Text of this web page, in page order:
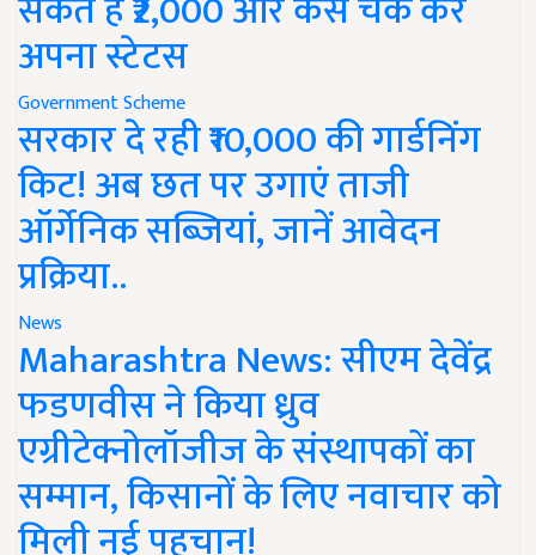
अपना स्टेटस
Government Scheme
सरकार दे रही ₹10,000 की गार्डनिंग
किट! अब छत पर उगाएं ताजी
ऑर्गेनिक सब्जियां, जानें आवेदन
प्रक्रिया..
News
Maharashtra News: सीएम देवेंद्र
फडणवीस ने किया ध्रुव
एग्रीटेक्नोलॉजीज के संस्थापकों का
सम्मान, किसानों के लिए नवाचार को